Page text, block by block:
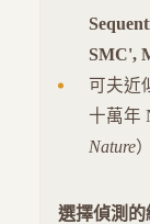
SMC',
可夫近
十萬年
Nature
選擇偵測的